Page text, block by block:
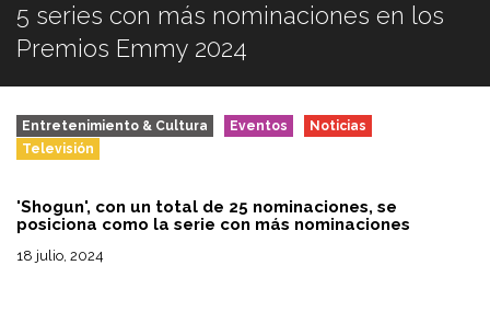
5 series con más nominaciones en los
Premios Emmy 2024
Entretenimiento & Cultura Eventos
Noticias
Televisión
'Shogun', con un total de 25 nominaciones, se
posiciona como la serie con más nominaciones
18 julio, 2024